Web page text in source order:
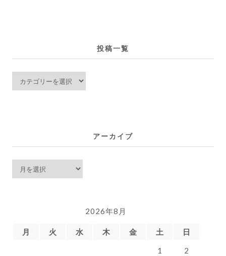
投稿一覧
稿
アーカイブ
ー
2026年8月
月 火 水 木 金 土 日
1 2